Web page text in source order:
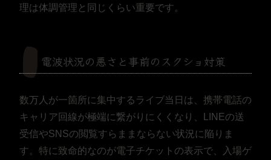
理は体調管理と同じくらい重要です。
電波状況の悪さと事前のスクショ対策
数万人が一箇所に集中するライブ当日は、携帯電話の
キャリア回線が極端に繋がりにくくなり、LINEの送
受信やSNSの閲覧すらままならない状況に陥りま
す。特に致命的なのが電子チケットの表示で、入場ゲ